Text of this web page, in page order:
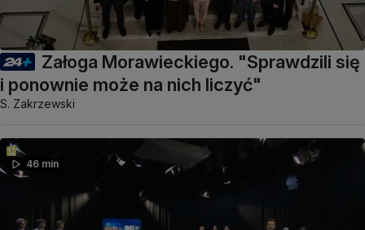
Załoga Morawieckiego. "Sprawdzili się
i ponownie może na nich liczyć"
S. Zakrzewski
46 min